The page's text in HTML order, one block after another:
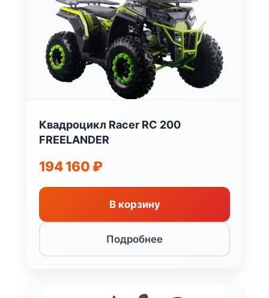
Квадроцикл Racer RC 200
FREELANDER
194 160 ₽
В корзину
Подробнее